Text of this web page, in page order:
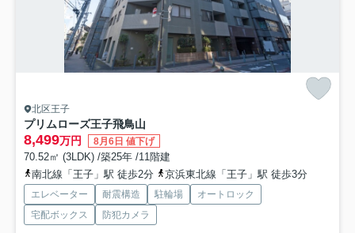
北区王子
プリムローズ王子飛鳥山
8,499万円 8月6日 値下げ
70.52㎡ (3LDK) /築25年 /11階建
南北線「王子」駅 徒歩2分
京浜東北線「王子」駅 徒歩3分
エレベーター 耐震構造 駐輪場
オートロック
宅配ボックス
防犯カメラ